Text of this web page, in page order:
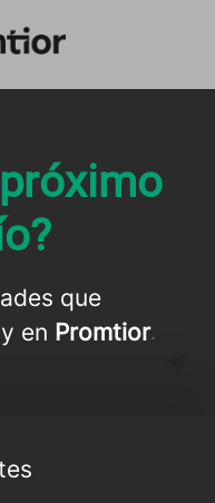
que
en Promtior.